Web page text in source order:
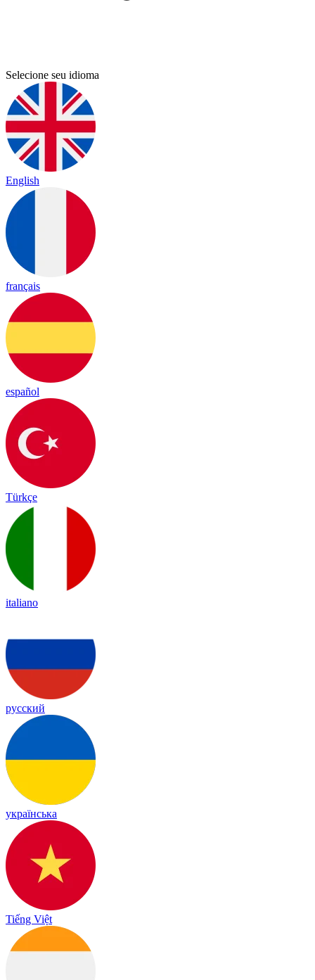
Selecione seu idioma
English
français
español
Türkçe
italiano
русский
українська
Tiếng Việt